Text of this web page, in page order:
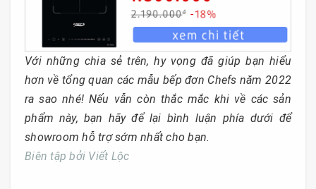
Với những chia sẻ trên, hy vọng đã giúp bạn hiểu
hơn về tổng quan các mẫu bếp đơn Chefs năm 2022
ra sao nhé! Nếu vẫn còn thắc mắc khi về các sản
phẩm này, bạn hãy để lại bình luận phía dưới để
showroom hỗ trợ sớm nhất cho bạn.
Biên tập bởi Viết Lộc